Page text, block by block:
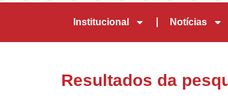
Institucional Notícias
Resultados da